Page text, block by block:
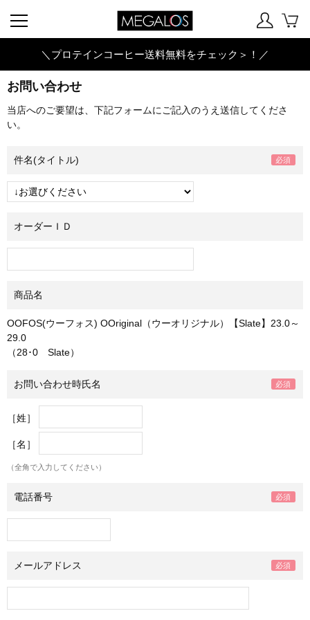
＼プロテインコーヒー送料無料をチェック＞！／
お問い合わせ
当店へのご要望は、下記フォームにご記入のうえ送信してくださ
い。
件名(タイトル)
オーダーＩＤ
商品名
OOFOS(ウーフォス) OOriginal（ウーオリジナル）【Slate】23.0～
29.0
（28･0 Slate）
お問い合わせ時氏名
［姓］
［名］
（全角で入力してください）
電話番号
メールアドレス